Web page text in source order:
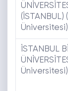
Üniversitesi)
İSTANBUL
Üniversitesi)